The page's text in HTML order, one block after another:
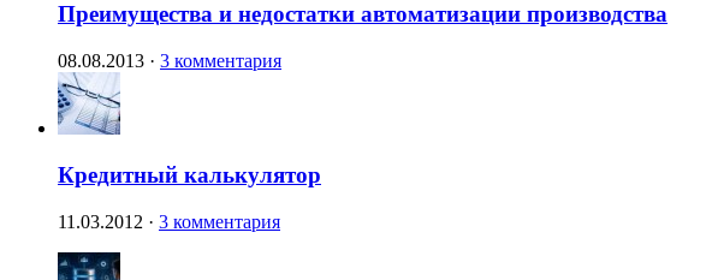
Преимущества и недостатки автоматизации производства
08.08.2013 · 3 комментария
Кредитный калькулятор
11.03.2012 · 3 комментария